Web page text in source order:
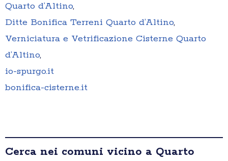
Quarto d’Altino,
Ditte Bonifica Terreni Quarto d’Altino,
Verniciatura e Vetrificazione Cisterne Quarto
d’Altino,
io-spurgo.it
bonifica-cisterne.it
Cerca nei comuni vicino a Quarto